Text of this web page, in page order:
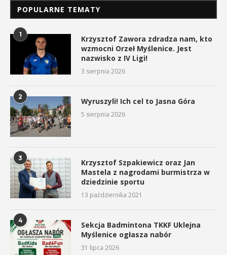
POPULARNE TEMATY
1
Krzysztof Zawora zdradza nam, kto
wzmocni Orzeł Myślenice. Jest
nazwisko z IV Ligi!
3 sierpnia 2026
2 Wyruszyli! Ich cel to Jasna Góra
5 sierpnia 2026
3
Krzysztof Szpakiewicz oraz Jan
Mastela z nagrodami burmistrza w
dziedzinie sportu
13 października 2021
4
Sekcja Badmintona TKKF Uklejna
Myślenice ogłasza nabór
31 lipca 2026